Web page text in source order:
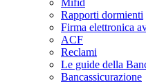
Mifid
Rapporti dormienti
Firma elettronica
ACF
Reclami
Le guide della
Bancassicurazione